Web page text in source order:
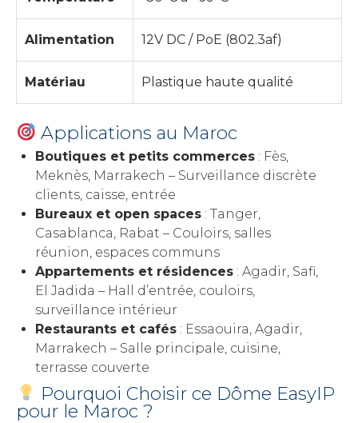
Alimentation 12V DC / PoE (802.3af)
Matériau Plastique haute qualité
Applications au Maroc
Boutiques et petits commerces : Fès,
Meknès, Marrakech – Surveillance discrète
clients, caisse, entrée
Bureaux et open spaces : Tanger,
Casablanca, Rabat – Couloirs, salles
réunion, espaces communs
Appartements et résidences : Agadir, Safi,
El Jadida – Hall d’entrée, couloirs,
surveillance intérieur
Restaurants et cafés : Essaouira, Agadir,
Marrakech – Salle principale, cuisine,
terrasse couverte
Pourquoi Choisir ce Dôme EasyIP
pour le Maroc ?